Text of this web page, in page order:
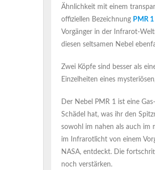
Ähnlichkeit mit einem
offiziellen Bezeichnung PMR 1
Vorgänger in der Infrarot-
diesen seltsamen Nebel
Zwei Köpfe sind besser als
Einzelheiten eines
Der Nebel PMR 1 ist eine
Schädel hat, was ihr den
sowohl im nahen als auch im
im Infrarotlicht von einem
NASA, entdeckt. Die
noch verstärken.